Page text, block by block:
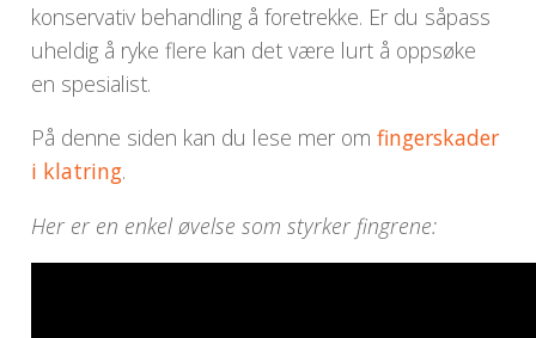
konservativ behandling å foretrekke. Er du såpass
uheldig å ryke flere kan det være lurt å oppsøke
en spesialist.
På denne siden kan du lese mer om fingerskader
i klatring.
Her er en enkel øvelse som styrker fingrene: